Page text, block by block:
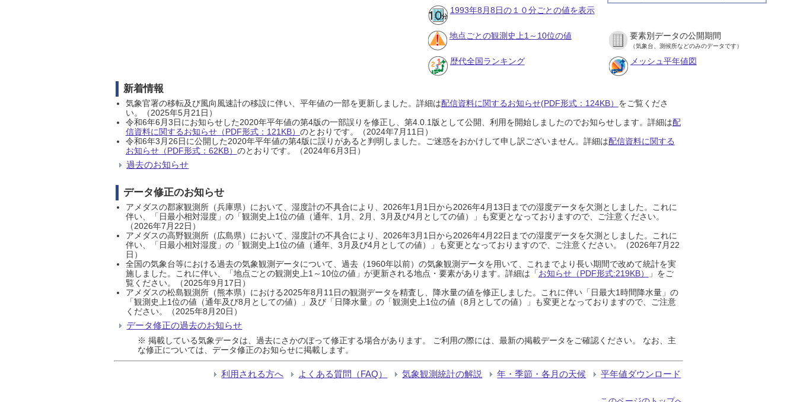
1993年8月8日の１０分ごとの値を表示
地点ごとの観測史上1～10位の値 要素別データの公開期間
（気象台、測候所などのみのデータです）
歴代全国ランキング メッシュ平年値図
新着情報
気象官署の移転及び風向風速計の移設に伴い、平年値の一部を更新しました。詳細は配信資料に関するお知らせ(PDF形式：124KB） をご覧くださ
い。（2025年5月21日）
令和6年6月3日にお知らせした2020年平年値の第4版の一部誤りを修正し、第4.0.1版として公開、利用を開始しましたのでお知らせします。詳細は配
信資料に関するお知らせ（PDF形式：121KB） のとおりです。（2024年7月11日）
令和6年3月26日に公開した2020年平年値の第4版に誤りがあると判明しました。ご迷惑をおかけして申し訳ございません。詳細は配信資料に関する
お知らせ（PDF形式：62KB） のとおりです。（2024年6月3日）
過去のお知らせ
データ修正のお知らせ
アメダスの郡家観測所（兵庫県）において、湿度計の不具合により、2026年1月1日から2026年4月13日までの湿度データを欠測としました。これに
伴い、「日最小相対湿度」の「観測史上1位の値（通年、1月、2月、3月及び4月としての値）」も変更となっておりますので、ご注意ください。
（2026年7月22日）
アメダスの高野観測所（広島県）において、湿度計の不具合により、2026年3月1日から2026年4月22日までの湿度データを欠測としました。これに
伴い、「日最小相対湿度」の「観測史上1位の値（通年、3月及び4月としての値）」も変更となっておりますので、ご注意ください。（2026年7月22
日）
全国の気象台等における過去の気象観測データについて、過去（1960年以前）の気象観測データを用いて、これまでより長い期間で改めて統計を実
施しました。これに伴い、「地点ごとの観測史上1～10位の値」が更新される地点・要素があります。詳細は「お知らせ（PDF形式:219KB）
」をご
覧ください。（2025年9月17日）
アメダスの松島観測所（熊本県）における2025年8月11日の観測データを精査し、降水量の値を修正しました。これに伴い「日最大1時間降水量」の
「観測史上1位の値（通年及び8月としての値）」及び「日降水量」の「観測史上1位の値（8月としての値）」も変更となっておりますので、ご注意
ください。（2025年8月20日）
データ修正の過去のお知らせ
※ 掲載している気象データは、過去にさかのぼって修正する場合があります。 ご利用の際には、最新の掲載データをご確認ください。 なお、主
な修正については、データ修正のお知らせに掲載します。
利用される方へ よくある質問（FAQ） 気象観測統計の解説 年・季節・各月の天候 平年値ダウンロード